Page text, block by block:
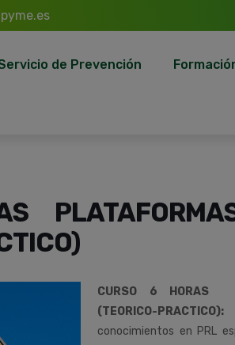
de Prevención
CURSO 6 HORAS
(TEORICO-PRACTICO):
conocimientos en PRL